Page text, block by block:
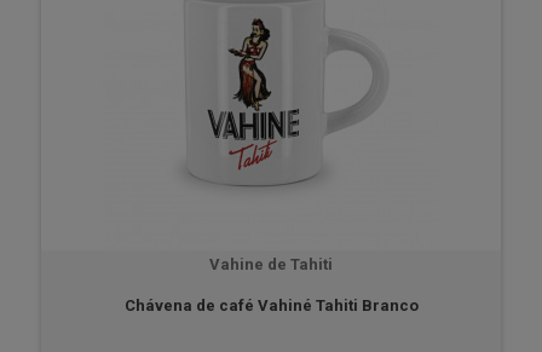
Vahine de Tahiti
Chávena de café Vahiné Tahiti Branco